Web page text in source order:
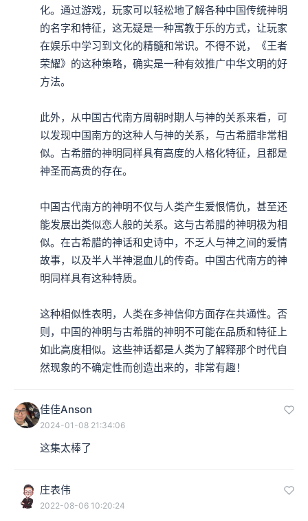
化。通过游戏，玩家可以轻松地了解各种中国传统神明
的名字和特征，这无疑是一种寓教于乐的方式，让玩家
在娱乐中学习到文化的精髓和常识。不得不说，《王者
荣耀》的这种策略，确实是一种有效推广中华文明的好
方法。
此外，从中国古代南方周朝时期人与神的关系来看，可
以发现中国南方的这种人与神的关系，与古希腊非常相
似。古希腊的神明同样具有高度的人格化特征，且都是
神圣而高贵的存在。
中国古代南方的神明不仅与人类产生爱恨情仇，甚至还
能发展出类似恋人般的关系。这与古希腊的神明极为相
似。在古希腊的神话和史诗中，不乏人与神之间的爱情
故事，以及半人半神混血儿的传奇。中国古代南方的神
明同样具有这种特质。
这种相似性表明，人类在多神信仰方面存在共通性。否
则，中国的神明与古希腊的神明不可能在品质和特征上
如此高度相似。这些神话都是人类为了解释那个时代自
然现象的不确定性而创造出来的，非常有趣！
佳佳Anson
2024-01-08 21:34:06
这集太棒了
庄表伟
2022-08-06 10:20:24